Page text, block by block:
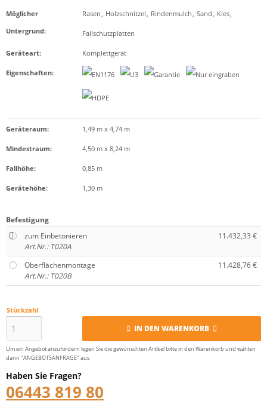
Möglicher
Untergrund:
Rasen, Holzschnitzel, Rindenmulch, Sand, Kies,
Fallschutzplatten
Geräteart: Komplettgerät
Eigenschaften:
Geräteraum: 1,49 m x 4,74 m
Mindestraum: 4,50 m x 8,24 m
Fallhöhe: 0,85 m
Gerätehöhe: 1,30 m
Befestigung
zum Einbetonieren
11.432,33 €
Art.Nr.: T020A
Oberflächenmontage
11.428,76 €
Art.Nr.: T020B
Stückzahl
IN DEN WARENKORB
Um ein Angebot anzufordern legen Sie die gewünschten Artikel bitte in den Warenkorb und wählen
dann "ANGEBOTSANFRAGE" aus
Haben Sie Fragen?
06443 819 80